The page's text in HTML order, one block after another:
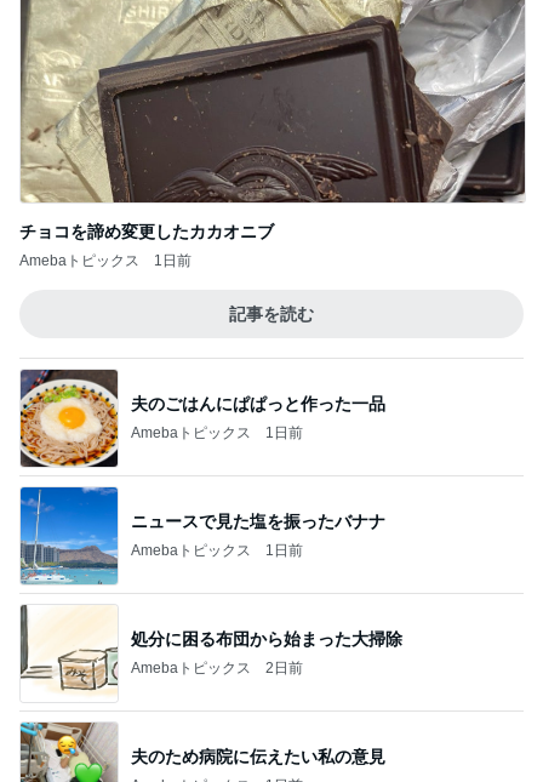
チョコを諦め変更したカカオニブ
Amebaトピックス 1日前
記事を読む
夫のごはんにぱぱっと作った一品
Amebaトピックス 1日前
ニュースで見た塩を振ったバナナ
Amebaトピックス 1日前
処分に困る布団から始まった大掃除
Amebaトピックス 2日前
夫のため病院に伝えたい私の意見